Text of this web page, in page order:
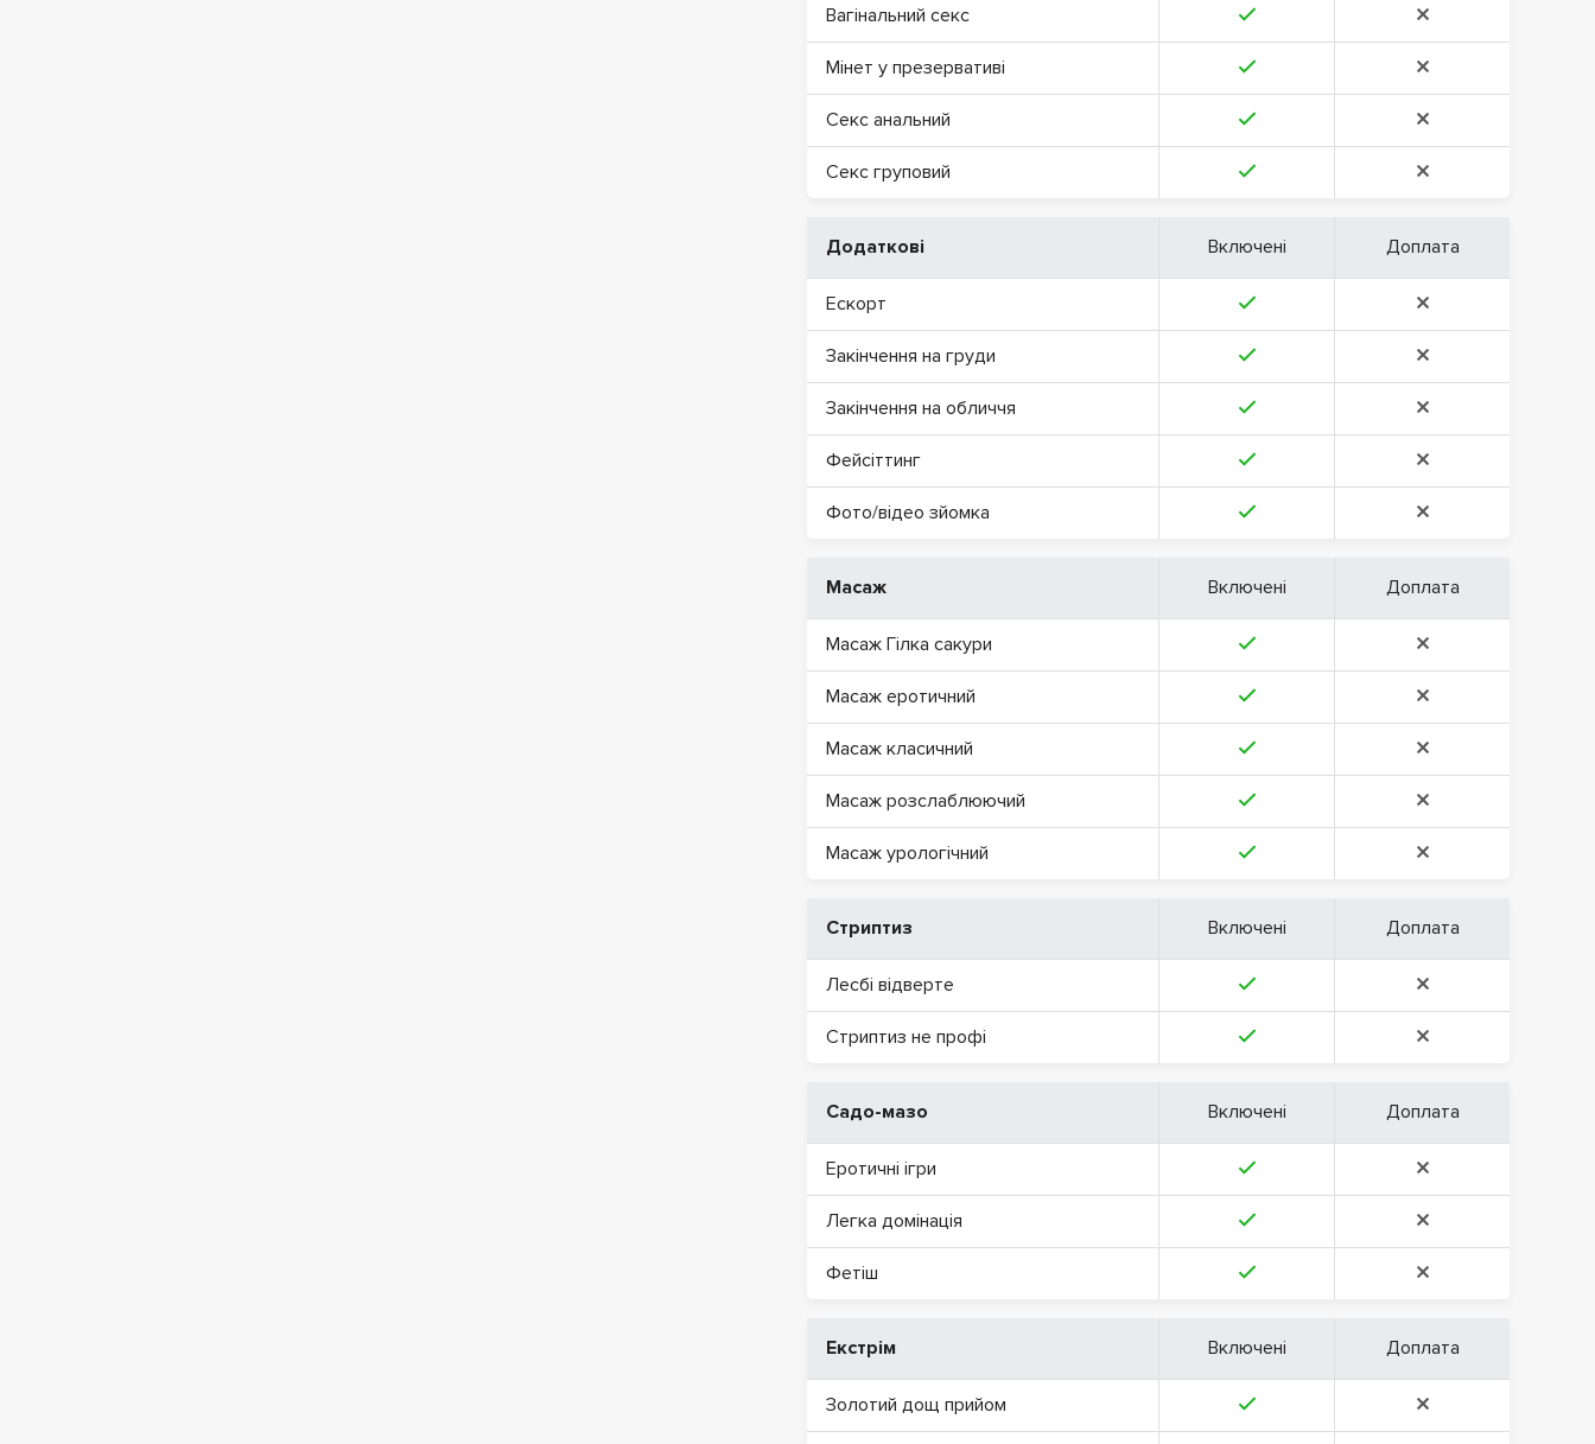
Вагінальний секс
Мінет у презервативі
Секс анальний
Секс груповий
Додаткові Включені Доплата
Ескорт
Закінчення на груди
Закінчення на обличчя
Фейсіттинг
Фото/відео зйомка
Масаж Включені Доплата
Масаж Гілка сакури
Масаж еротичний
Масаж класичний
Масаж розслаблюючий
Масаж урологічний
Стриптиз Включені Доплата
Лесбі відверте
Стриптиз не профі
Садо-мазо Включені Доплата
Еротичні ігри
Легка домінація
Фетіш
Екстрім Включені Доплата
Золотий дощ прийом